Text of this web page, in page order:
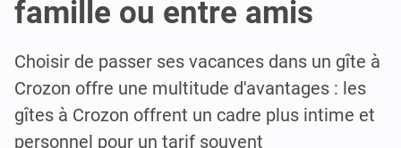
famille ou entre amis
Choisir de passer ses vacances dans un gîte à
Crozon offre une multitude d'avantages : les
gîtes à Crozon offrent un cadre plus intime et
personnel pour un tarif souvent